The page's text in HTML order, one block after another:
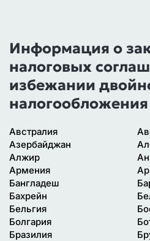
Информация о
налоговых
избежании
налогообложения
Австралия
Азербайджан
Алжир
Армения
Бангладеш
Бахрейн
Бельгия
Болгария
Бразилия